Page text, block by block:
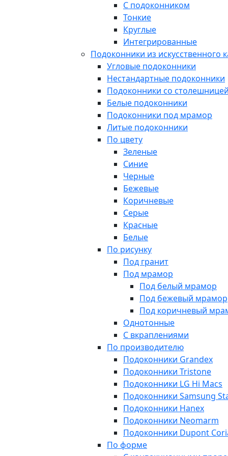
C подоконником
Тонкие
Круглые
Интегрированные
Подоконники из искусственного
Угловые подоконники
Нестандартные подоконники
Подоконники со столешницей
Белые подоконники
Подоконники под мрамор
Литые подоконники
По цвету
Зеленые
Синие
Черные
Бежевые
Коричневые
Серые
Красные
Белые
По рисунку
Под гранит
Под мрамор
Под белый мрамор
Под бежевый мрамор
Под коричневый
Однотонные
С вкраплениями
По производителю
Подоконники Grandex
Подоконники Tristone
Подоконники LG Hi Macs
Подоконники Samsung
Подоконники Hanex
Подоконники Neomarm
Подоконники Dupont
По форме